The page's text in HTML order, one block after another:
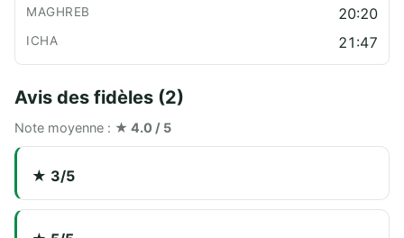
20:20
21:47
Avis des fidèles (2)
Note moyenne : ★ 4.0 / 5
★ 3/5